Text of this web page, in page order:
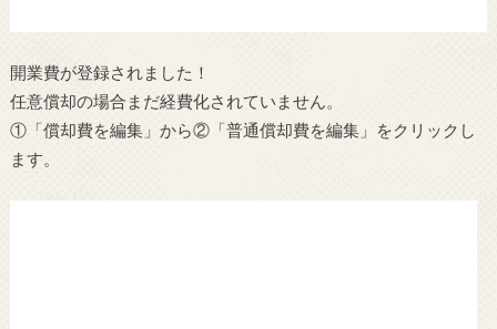
開業費が登録されました！
任意償却の場合まだ経費化されていません。
①「償却費を編集」から②「普通償却費を編集」をクリックし
ます。